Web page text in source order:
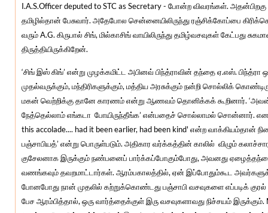
I.A.S.Officer deputed to STC as Secretary - போன்ற விவரங்கள்.
தமிழில்தான் பேசுவார். அதேபோல சென்னையிலிருந்து ரஞ்சிக்கோப்பை
வரும் A.G. கிருபால் சிங், மில்காசிங் வாயிலிருந்து தமிழ்வசவுகள் கேட்பது
திருத்தியிருக்கிறேன்.
‘சிங் இஸ் கிங்’ என்று முழக்கமிட்ட அபினவ் பிந்த்ராவின் தந்தை ஏ.எஸ்.
முதல்வருக்கும், மந்திரிகளுக்கும், மத்திய அரசுக்கும் நன்றி சொல்லிக்
மகன் வெற்றிக்கு தானே காரணம் என்று ஆணவம் தொனிக்கக் கூறினார்.
நேத்தெல்லாம் எங்கடா போயிருந்தீங்க’ என்பதைச் சொல்லாமல் சொன்னார்.
this accolade.... had it been earlier, had been kind' என்ற
பஞ்சாபியத்’ என்று பொருள்படும். அதிகார வர்க்கத்தின் காலில் விழும்
குசேலனாக இருக்கும் நண்பனைப் பார்க்கப்போகும்போது, அவனது ஏழைத்தந்தை
வணங்கவும் தவறமாட்டார்கள். ஆரம்பகாலத்தில், ஏன் இப்போதும்கூட
போனபோது நான் முதலில் கற்றுக்கொண்டது பஞ்சாபி வசவுகளை எப்படிக்
பேச ஆரம்பித்தால், ஒரு வார்த்தைக்குள் இரு வசவுகளாவது நிச்சயம்